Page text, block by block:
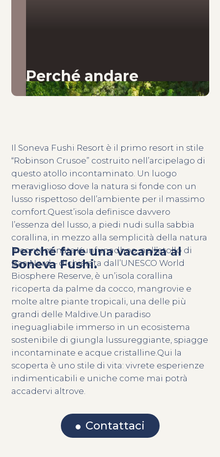
Perché andare
Perché fare una vacanza al
Soneva Fushi.
Il Soneva Fushi Resort è il primo resort in stile
“Robinson Crusoe” costruito nell’arcipelago di
questo atollo incontaminato. Un luogo
meraviglioso dove la natura si fonde con un
lusso rispettoso dell’ambiente per il massimo
comfort.Quest’isola definisce davvero
l’essenza del lusso, a piedi nudi sulla sabbia
corallina, in mezzo alla semplicità della natura
incontaminata.Kunfunadhoo, nell’atollo di
Baa Nord – dichiarata dall’UNESCO World
Biosphere Reserve, è un’isola corallina
ricoperta da palme da cocco, mangrovie e
molte altre piante tropicali, una delle più
grandi delle Maldive.Un paradiso
ineguagliabile immerso in un ecosistema
sostenibile di giungla lussureggiante, spiagge
incontaminate e acque cristalline.Qui la
scoperta è uno stile di vita: vivrete esperienze
indimenticabili e uniche come mai potrà
accadervi altrove.
Contattaci